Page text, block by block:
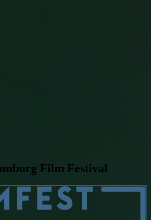
Film Festival